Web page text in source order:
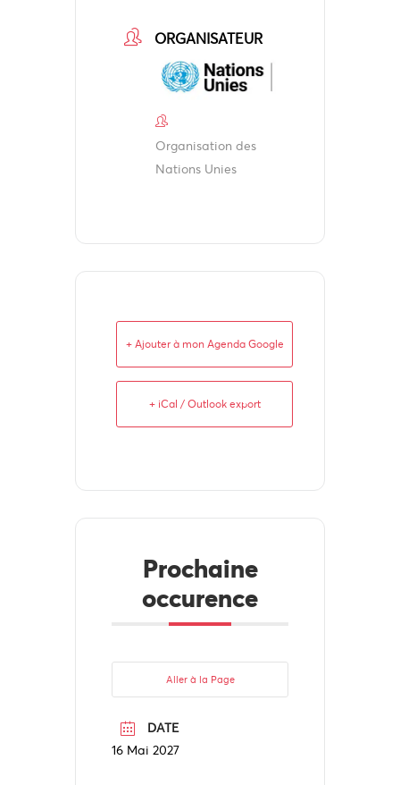
ORGANISATEUR
Organisation des
Nations Unies
+ Ajouter à mon Agenda Google
+ iCal / Outlook export
Prochaine
occurence
Aller à la Page
DATE
16 Mai 2027